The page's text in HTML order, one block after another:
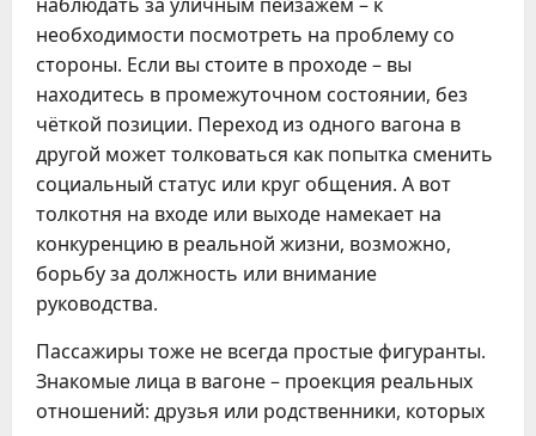
необходимости посмотреть на проблему со
стороны. Если вы стоите в проходе – вы
находитесь в промежуточном состоянии, без
чёткой позиции. Переход из одного вагона в
другой может толковаться как попытка сменить
социальный статус или круг общения. А вот
толкотня на входе или выходе намекает на
конкуренцию в реальной жизни, возможно,
борьбу за должность или внимание
руководства.
Пассажиры тоже не всегда простые фигуранты.
Знакомые лица в вагоне – проекция реальных
отношений: друзья или родственники, которых